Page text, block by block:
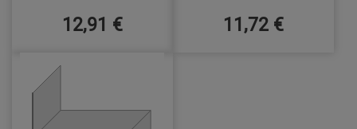
12,91 € 11,72 €